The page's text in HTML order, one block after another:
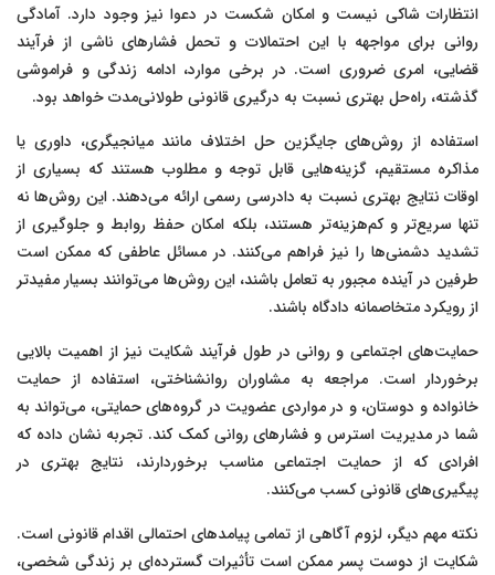
انتظارات شاکی نیست و امکان شکست در دعوا نیز وجود دارد. آمادگی
روانی برای مواجهه با این احتمالات و تحمل فشارهای ناشی از فرآیند
قضایی، امری ضروری است. در برخی موارد، ادامه زندگی و فراموشی
گذشته، راه‌حل بهتری نسبت به درگیری قانونی طولانی‌مدت خواهد بود.
استفاده از روش‌های جایگزین حل اختلاف مانند میانجیگری، داوری یا
مذاکره مستقیم، گزینه‌هایی قابل توجه و مطلوب هستند که بسیاری از
اوقات نتایج بهتری نسبت به دادرسی رسمی ارائه می‌دهند. این روش‌ها نه
تنها سریع‌تر و کم‌هزینه‌تر هستند، بلکه امکان حفظ روابط و جلوگیری از
تشدید دشمنی‌ها را نیز فراهم می‌کنند. در مسائل عاطفی که ممکن است
طرفین در آینده مجبور به تعامل باشند، این روش‌ها می‌توانند بسیار مفیدتر
از رویکرد متخاصمانه دادگاه باشند.
حمایت‌های اجتماعی و روانی در طول فرآیند شکایت نیز از اهمیت بالایی
برخوردار است. مراجعه به مشاوران روانشناختی، استفاده از حمایت
خانواده و دوستان، و در مواردی عضویت در گروه‌های حمایتی، می‌تواند به
شما در مدیریت استرس و فشارهای روانی کمک کند. تجربه نشان داده که
افرادی که از حمایت اجتماعی مناسب برخوردارند، نتایج بهتری در
پیگیری‌های قانونی کسب می‌کنند.
نکته مهم دیگر، لزوم آگاهی از تمامی پیامدهای احتمالی اقدام قانونی است.
شکایت از دوست پسر ممکن است تأثیرات گسترده‌ای بر زندگی شخصی،